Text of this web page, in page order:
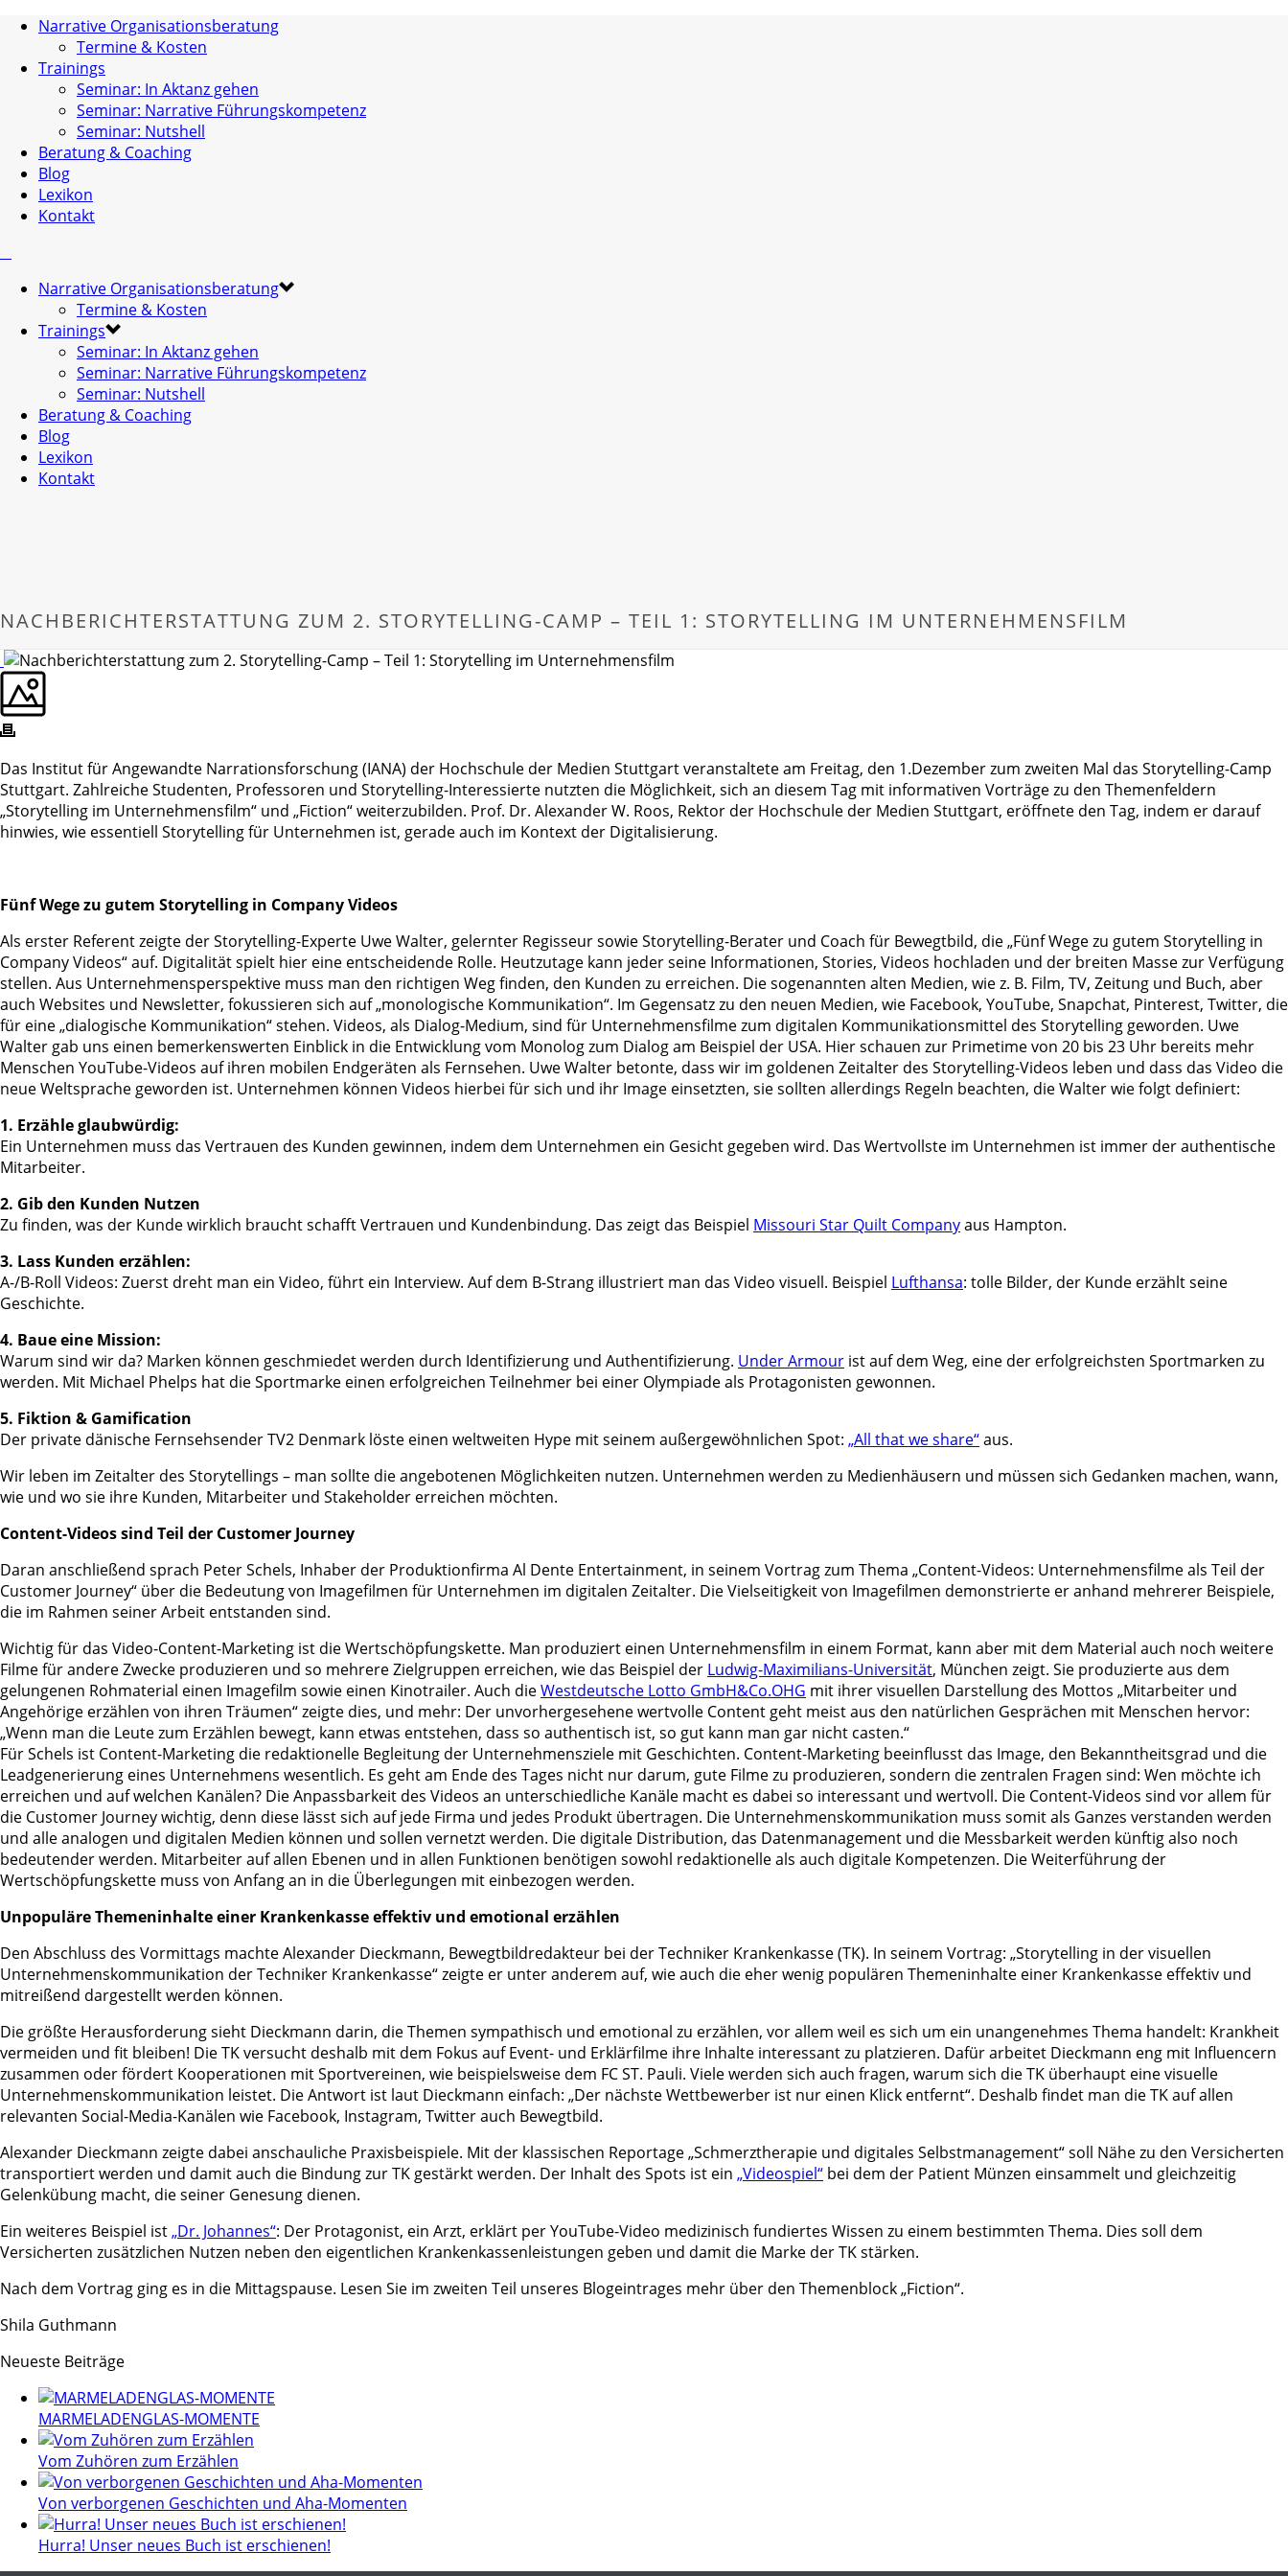
Narrative Organisationsberatung
Termine & Kosten
Trainings
Seminar: In Aktanz gehen
Seminar: Narrative Führungskompetenz
Seminar: Nutshell
Beratung & Coaching
Blog
Lexikon
Kontakt
Narrative Organisationsberatung
Termine & Kosten
Trainings
Seminar: In Aktanz gehen
Seminar: Narrative Führungskompetenz
Seminar: Nutshell
Beratung & Coaching
Blog
Lexikon
Kontakt
NACHBERICHTERSTATTUNG ZUM 2. STORYTELLING-CAMP – TEIL 1: STORYTELLING IM UNTERNEHMENSFILM
Das Institut für Angewandte Narrationsforschung (IANA) der Hochschule der Medien Stuttgart veranstaltete am Freitag, den 1.Dezember zum zweiten Mal das Storytelling-Camp
Stuttgart. Zahlreiche Studenten, Professoren und Storytelling-Interessierte nutzten die Möglichkeit, sich an diesem Tag mit informativen Vorträge zu den Themenfeldern
„Storytelling im Unternehmensfilm“ und „Fiction“ weiterzubilden. Prof. Dr. Alexander W. Roos, Rektor der Hochschule der Medien Stuttgart, eröffnete den Tag, indem er darauf
hinwies, wie essentiell Storytelling für Unternehmen ist, gerade auch im Kontext der Digitalisierung.
Fünf Wege zu gutem Storytelling in Company Videos
Als erster Referent zeigte der Storytelling-Experte Uwe Walter, gelernter Regisseur sowie Storytelling-Berater und Coach für Bewegtbild, die „Fünf Wege zu gutem Storytelling in
Company Videos“ auf. Digitalität spielt hier eine entscheidende Rolle. Heutzutage kann jeder seine Informationen, Stories, Videos hochladen und der breiten Masse zur Verfügung
stellen. Aus Unternehmensperspektive muss man den richtigen Weg finden, den Kunden zu erreichen. Die sogenannten alten Medien, wie z. B. Film, TV, Zeitung und Buch, aber
auch Websites und Newsletter, fokussieren sich auf „monologische Kommunikation“. Im Gegensatz zu den neuen Medien, wie Facebook, YouTube, Snapchat, Pinterest, Twitter, die
für eine „dialogische Kommunikation“ stehen. Videos, als Dialog-Medium, sind für Unternehmensfilme zum digitalen Kommunikationsmittel des Storytelling geworden. Uwe
Walter gab uns einen bemerkenswerten Einblick in die Entwicklung vom Monolog zum Dialog am Beispiel der USA. Hier schauen zur Primetime von 20 bis 23 Uhr bereits mehr
Menschen YouTube-Videos auf ihren mobilen Endgeräten als Fernsehen. Uwe Walter betonte, dass wir im goldenen Zeitalter des Storytelling-Videos leben und dass das Video die
neue Weltsprache geworden ist. Unternehmen können Videos hierbei für sich und ihr Image einsetzten, sie sollten allerdings Regeln beachten, die Walter wie folgt definiert:
1. Erzähle glaubwürdig:
Ein Unternehmen muss das Vertrauen des Kunden gewinnen, indem dem Unternehmen ein Gesicht gegeben wird. Das Wertvollste im Unternehmen ist immer der authentische
Mitarbeiter.
2. Gib den Kunden Nutzen
Zu finden, was der Kunde wirklich braucht schafft Vertrauen und Kundenbindung. Das zeigt das Beispiel Missouri Star Quilt Companyaus Hampton.
3. Lass Kunden erzählen:
A-/B-Roll Videos: Zuerst dreht man ein Video, führt ein Interview. Auf dem B-Strang illustriert man das Video visuell. Beispiel Lufthansa: tolle Bilder, der Kunde erzählt seine
Geschichte.
4. Baue eine Mission:
Warum sind wir da? Marken können geschmiedet werden durch Identifizierung und Authentifizierung. Under Armour ist auf dem Weg, eine der erfolgreichsten Sportmarken zu
werden. Mit Michael Phelps hat die Sportmarke einen erfolgreichen Teilnehmer bei einer Olympiade als Protagonisten gewonnen.
5. Fiktion & Gamification
Der private dänische Fernsehsender TV2 Denmark löste einen weltweiten Hype mit seinem außergewöhnlichen Spot: „All that we share“aus.
Wir leben im Zeitalter des Storytellings – man sollte die angebotenen Möglichkeiten nutzen. Unternehmen werden zu Medienhäusern und müssen sich Gedanken machen, wann,
wie und wo sie ihre Kunden, Mitarbeiter und Stakeholder erreichen möchten.
Content-Videos sind Teil der Customer Journey
Daran anschließend sprach Peter Schels, Inhaber der Produktionfirma Al Dente Entertainment, in seinem Vortrag zum Thema „Content-Videos: Unternehmensfilme als Teil der
Customer Journey“ über die Bedeutung von Imagefilmen für Unternehmen im digitalen Zeitalter. Die Vielseitigkeit von Imagefilmen demonstrierte er anhand mehrerer Beispiele,
die im Rahmen seiner Arbeit entstanden sind.
Wichtig für das Video-Content-Marketing ist die Wertschöpfungskette. Man produziert einen Unternehmensfilm in einem Format, kann aber mit dem Material auch noch weitere
Filme für andere Zwecke produzieren und so mehrere Zielgruppen erreichen, wie das Beispiel der Ludwig-Maximilians-Universität, München zeigt. Sie produzierte aus dem
gelungenen Rohmaterial einen Imagefilm sowie einen Kinotrailer. Auch dieWestdeutsche Lotto GmbH&Co.OHG mit ihrer visuellen Darstellung des Mottos „Mitarbeiter und
Angehörige erzählen von ihren Träumen“ zeigte dies, und mehr: Der unvorhergesehene wertvolle Content geht meist aus den natürlichen Gesprächen mit Menschen hervor:
„Wenn man die Leute zum Erzählen bewegt, kann etwas entstehen, dass so authentisch ist, so gut kann man gar nicht casten.“
Für Schels ist Content-Marketing die redaktionelle Begleitung der Unternehmensziele mit Geschichten. Content-Marketing beeinflusst das Image, den Bekanntheitsgrad und die
Leadgenerierung eines Unternehmens wesentlich. Es geht am Ende des Tages nicht nur darum, gute Filme zu produzieren, sondern die zentralen Fragen sind: Wen möchte ich
erreichen und auf welchen Kanälen? Die Anpassbarkeit des Videos an unterschiedliche Kanäle macht es dabei so interessant und wertvoll. Die Content-Videos sind vor allem für
die Customer Journey wichtig, denn diese lässt sich auf jede Firma und jedes Produkt übertragen. Die Unternehmenskommunikation muss somit als Ganzes verstanden werden
und alle analogen und digitalen Medien können und sollen vernetzt werden. Die digitale Distribution, das Datenmanagement und die Messbarkeit werden künftig also noch
bedeutender werden. Mitarbeiter auf allen Ebenen und in allen Funktionen benötigen sowohl redaktionelle als auch digitale Kompetenzen. Die Weiterführung der
Wertschöpfungskette muss von Anfang an in die Überlegungen mit einbezogen werden.
Unpopuläre Themeninhalte einer Krankenkasse effektiv und emotional erzählen
Den Abschluss des Vormittags machte Alexander Dieckmann, Bewegtbildredakteur bei der Techniker Krankenkasse (TK). In seinem Vortrag: „Storytelling in der visuellen
Unternehmenskommunikation der Techniker Krankenkasse“ zeigte er unter anderem auf, wie auch die eher wenig populären Themeninhalte einer Krankenkasse effektiv und
mitreißend dargestellt werden können.
Die größte Herausforderung sieht Dieckmann darin, die Themen sympathisch und emotional zu erzählen, vor allem weil es sich um ein unangenehmes Thema handelt: Krankheit
vermeiden und fit bleiben! Die TK versucht deshalb mit dem Fokus auf Event- und Erklärfilme ihre Inhalte interessant zu platzieren. Dafür arbeitet Dieckmann eng mit Influencern
zusammen oder fördert Kooperationen mit Sportvereinen, wie beispielsweise dem FC ST. Pauli. Viele werden sich auch fragen, warum sich die TK überhaupt eine visuelle
Unternehmenskommunikation leistet. Die Antwort ist laut Dieckmann einfach: „Der nächste Wettbewerber ist nur einen Klick entfernt“. Deshalb findet man die TK auf allen
relevanten Social-Media-Kanälen wie Facebook, Instagram, Twitter auch Bewegtbild.
Alexander Dieckmann zeigte dabei anschauliche Praxisbeispiele. Mit der klassischen Reportage „Schmerztherapie und digitales Selbstmanagement“ soll Nähe zu den Versicherten
transportiert werden und damit auch die Bindung zur TK gestärkt werden. Der Inhalt des Spots ist ein „Videospiel“ bei dem der Patient Münzen einsammelt und gleichzeitig
Gelenkübung macht, die seiner Genesung dienen.
Ein weiteres Beispiel ist„Dr. Johannes“: Der Protagonist, ein Arzt, erklärt per YouTube-Video medizinisch fundiertes Wissen zu einem bestimmten Thema. Dies soll dem
Versicherten zusätzlichen Nutzen neben den eigentlichen Krankenkassenleistungen geben und damit die Marke der TK stärken.
Nach dem Vortrag ging es in die Mittagspause. Lesen Sie im zweiten Teil unseres Blogeintrages mehr über den Themenblock „Fiction“.
Shila Guthmann
Neueste Beiträge
MARMELADENGLAS-MOMENTE
Vom Zuhören zum Erzählen
Von verborgenen Geschichten und Aha-Momenten
Hurra! Unser neues Buch ist erschienen!